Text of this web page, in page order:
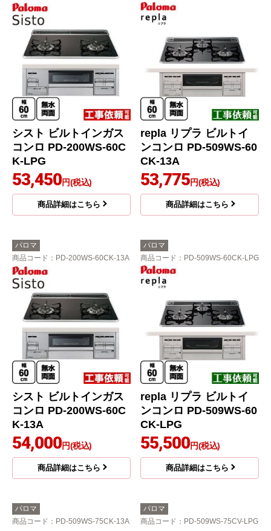
シスト ビルトインガス
コンロ PD-200WS-60C
K-LPG
53,450円(税込)
商品詳細はこちら
repla リプラ ビルトイ
ンコンロ PD-509WS-60
CK-13A
53,775円(税込)
商品詳細はこちら
パロマ
商品コード ：PD-200WS-60CK-13A
シスト ビルトインガス
コンロ PD-200WS-60C
K-13A
54,000円(税込)
商品詳細はこちら
パロマ
商品コード ：PD-509WS-60CK-LPG
repla リプラ ビルトイ
ンコンロ PD-509WS-60
CK-LPG
55,500円(税込)
商品詳細はこちら
パロマ
商品コード ：PD-509WS-75CK-13A
パロマ
商品コード ：PD-509WS-75CV-LPG